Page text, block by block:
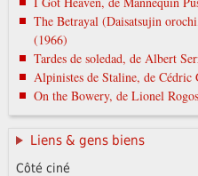
The Betrayal (Daisatsujin
(1966)
Tardes de soledad, de Albert
Alpinistes de Staline, de Cédric
On the Bowery, de Lionel
Liens & gens biens
Côté ciné